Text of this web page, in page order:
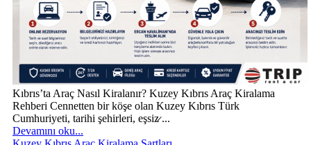
Kıbrıs’ta Araç Nasıl Kiralanır? Kuzey Kıbrıs Araç Kiralama
Rehberi Cennetten bir köşe olan Kuzey Kıbrıs Türk
Cumhuriyeti, tarihi şehirleri, eşsiz̷ ...
Devamını oku...